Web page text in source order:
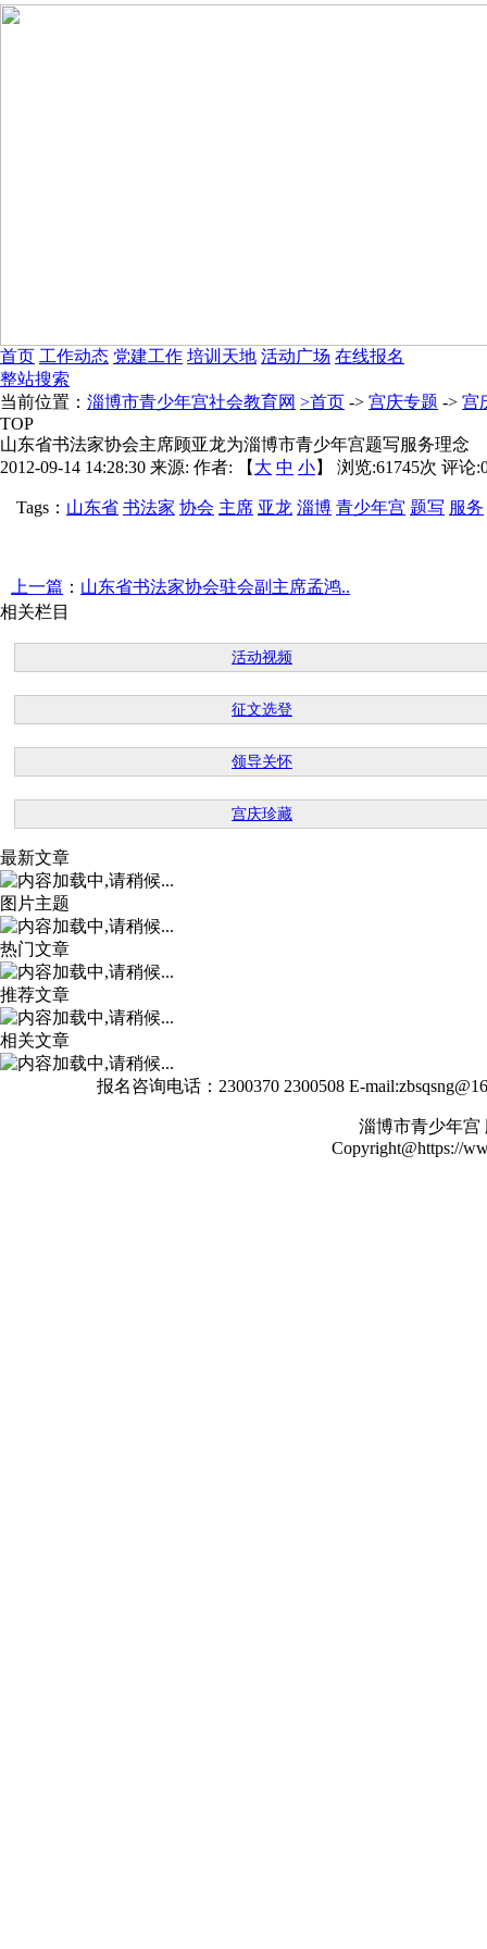
首页 工作动态 党建工作 培训天地 活动广场 在线报名
整站搜索
当前位置： 淄博市青少年宫社会教育网 >首页 -> 宫庆专题 -> 宫
TOP
山东省书法家协会主席顾亚龙为淄博市青少年宫题写服务理念
2012-09-14 14:28:30 来源: 作者: 【 大 中 小】 浏览:61745次 评论:
Tags： 山东省 书法家 协会 主席 亚龙 淄博 青少年宫 题写 服务
上一篇 ： 山东省书法家协会驻会副主席孟鸿..
相关栏目
活动视频
征文选登
领导关怀
宫庆珍藏
最新文章
图片主题
热门文章
推荐文章
相关文章
报名咨询电话：2300370 2300508 E-
淄博市青少年
Copyright@https://